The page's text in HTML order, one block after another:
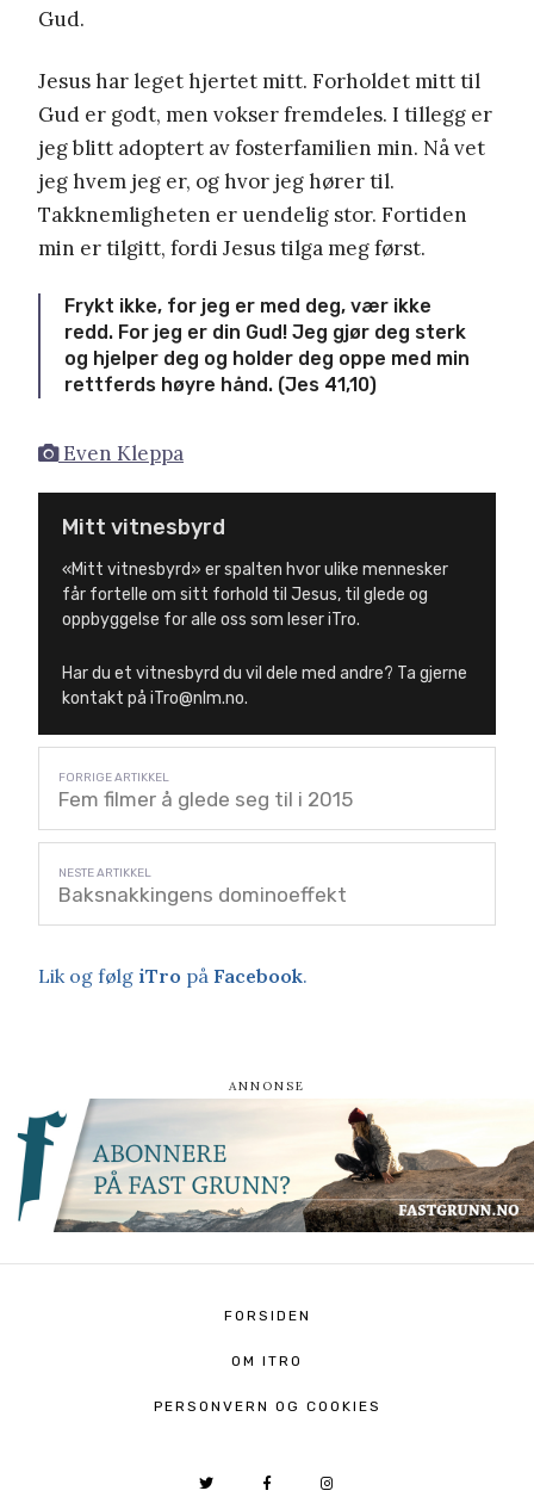
Gud.
Jesus har leget hjertet mitt. Forholdet mitt til
Gud er godt, men vokser fremdeles. I tillegg er
jeg blitt adoptert av fosterfamilien min. Nå vet
jeg hvem jeg er, og hvor jeg hører til.
Takknemligheten er uendelig stor. Fortiden
min er tilgitt, fordi Jesus tilga meg først.
Frykt ikke, for jeg er med deg, vær ikke
redd. For jeg er din Gud! Jeg gjør deg sterk
og hjelper deg og holder deg oppe med min
rettferds høyre hånd. (Jes 41,10)
Even Kleppa
Mitt vitnesbyrd
«Mitt vitnesbyrd» er spalten hvor ulike mennesker
får fortelle om sitt forhold til Jesus, til glede og
oppbyggelse for alle oss som leser iTro.
Har du et vitnesbyrd du vil dele med andre? Ta gjerne
kontakt på iTro@nlm.no.
Fem filmer å glede seg til i 2015
Baksnakkingens dominoeffekt
Lik og følg iTro på Facebook.
FORSIDEN
OM ITRO
PERSONVERN OG COOKIES